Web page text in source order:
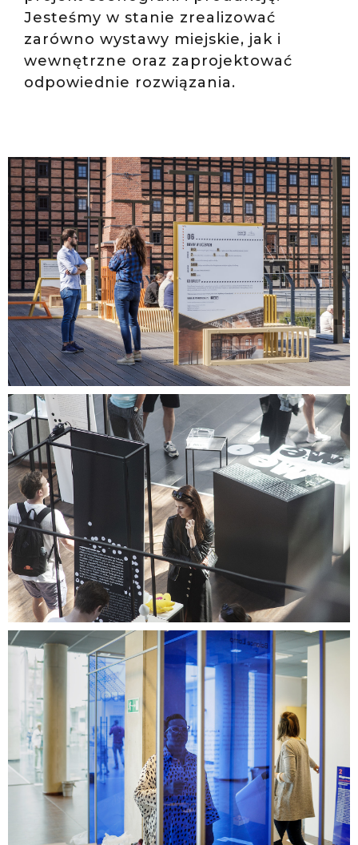
Jesteśmy w stanie zrealizować
zarówno wystawy miejskie, jak i
wewnętrzne oraz zaprojektować
odpowiednie rozwiązania.